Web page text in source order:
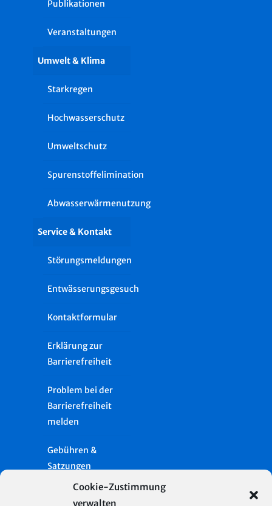
Cookie-Zustimmung
verwalten
Publikationen
Veranstaltungen
Umwelt & Klima
Starkregen
Hochwasserschutz
Umweltschutz
Spurenstoffelimination
Abwasserwärmenutzung
Service & Kontakt
Störungsmeldungen
Entwässerungsgesuch
Kontaktformular
Erklärung zur
Barrierefreiheit
Problem bei der
Barrierefreiheit
melden
Gebühren &
Satzungen